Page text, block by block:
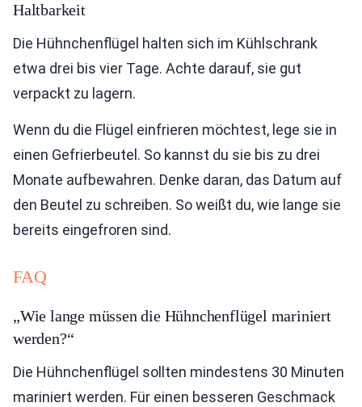
Haltbarkeit
Die Hühnchenflügel halten sich im Kühlschrank
etwa drei bis vier Tage. Achte darauf, sie gut
verpackt zu lagern.
Wenn du die Flügel einfrieren möchtest, lege sie in
einen Gefrierbeutel. So kannst du sie bis zu drei
Monate aufbewahren. Denke daran, das Datum auf
den Beutel zu schreiben. So weißt du, wie lange sie
bereits eingefroren sind.
FAQ
„Wie lange müssen die Hühnchenflügel mariniert
werden?“
Die Hühnchenflügel sollten mindestens 30 Minuten
mariniert werden. Für einen besseren Geschmack